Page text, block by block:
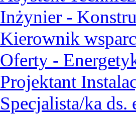
Inżynier -
Kierownik
Oferty -
Projektant
Specjalista/ka